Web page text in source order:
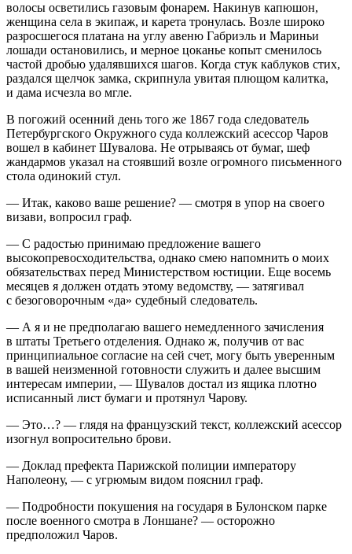
волосы осветились газовым фонарем. Накинув капюшон,
женщина села в экипаж, и карета тронулась. Возле широко
разросшегося платана на углу авеню Габриэль и Мариньи
лошади остановились, и мерное цоканье копыт сменилось
частой дробью удалявшихся шагов. Когда стук каблуков стих,
раздался щелчок замка, скрипнула увитая плющом калитка,
и дама исчезла во мгле.
В погожий осенний день того же 1867 года следователь
Петербургского Окружного суда коллежский асессор Чаров
вошел в кабинет Шувалова. Не отрываясь от бумаг, шеф
жандармов указал на стоявший возле огромного письменного
стола одинокий стул.
— Итак, каково ваше решение? — смотря в упор на своего
визави, вопросил граф.
— С радостью принимаю предложение вашего
высокопревосходительства, однако смею напомнить о моих
обязательствах перед Министерством юстиции. Еще восемь
месяцев я должен отдать этому ведомству, — затягивал
с безоговорочным «да» судебный следователь.
— А я и не предполагаю вашего немедленного зачисления
в штаты Третьего отделения. Однако ж, получив от вас
принципиальное согласие на сей счет, могу быть уверенным
в вашей неизменной готовности служить и далее высшим
интересам империи, — Шувалов достал из ящика плотно
исписанный лист бумаги и протянул Чарову.
— Это…? — глядя на французский текст, коллежский асессор
изогнул вопросительно брови.
— Доклад префекта Парижской полиции императору
Наполеону, — с угрюмым видом пояснил граф.
— Подробности покушения на государя в Булонском парке
после военного смотра в Лоншане? — осторожно
предположил Чаров.